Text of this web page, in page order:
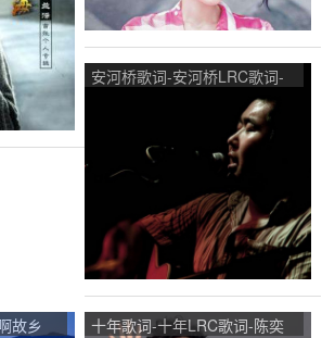
安河桥歌词-安河桥LRC歌词-
故乡
十年歌词-十年LRC歌词-陈奕